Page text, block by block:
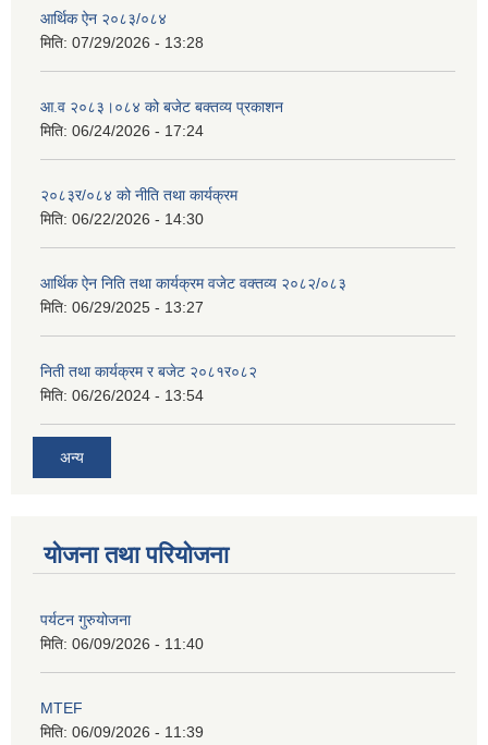
आर्थिक ऐन २०८३/०८४
मिति: 07/29/2026 - 13:28
आ.व २०८३।०८४ को बजेट बक्तव्य प्रकाशन
मिति: 06/24/2026 - 17:24
२०८३र/०८४ को नीति तथा कार्यक्रम
मिति: 06/22/2026 - 14:30
आर्थिक ऐन निति तथा कार्यक्रम वजेट वक्तव्य २०८२/०८३
मिति: 06/29/2025 - 13:27
निती तथा कार्यक्रम र बजेट २०८१र०८२
मिति: 06/26/2024 - 13:54
अन्य
योजना तथा परियोजना
पर्यटन गुरुयोजना
मिति: 06/09/2026 - 11:40
MTEF
मिति: 06/09/2026 - 11:39